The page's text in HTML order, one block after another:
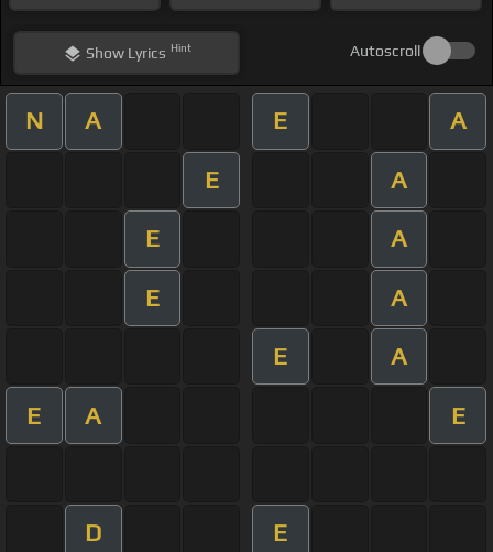
ShowLyrics Hint Autoscroll
N A E A
E A
E A
E A
E A
E A E
D E